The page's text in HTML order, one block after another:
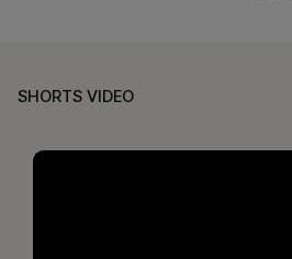
SHORTS VIDEO